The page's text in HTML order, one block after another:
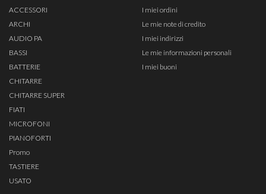
ACCESSORI
ARCHI
AUDIO PA
BASSI
BATTERIE
CHITARRE
CHITARRE SUPER
FIATI
MICROFONI
PIANOFORTI
Promo
TASTIERE
USATO
I miei ordini
Le mie note di credito
I miei indirizzi
Le mie informazioni personali
I miei buoni